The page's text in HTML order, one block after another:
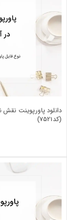
دانلود پاورپوینت
(کد7521)